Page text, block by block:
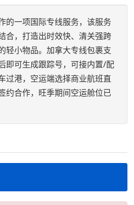
的一项国际专线服务，该服务
合，打造出时效快、清关强跨
轻小物品。加拿大专线包裹支
即可生成跟踪号，可接内置/配
过港，空运端选择商业航班直
约合作，旺季期间空运舱位已